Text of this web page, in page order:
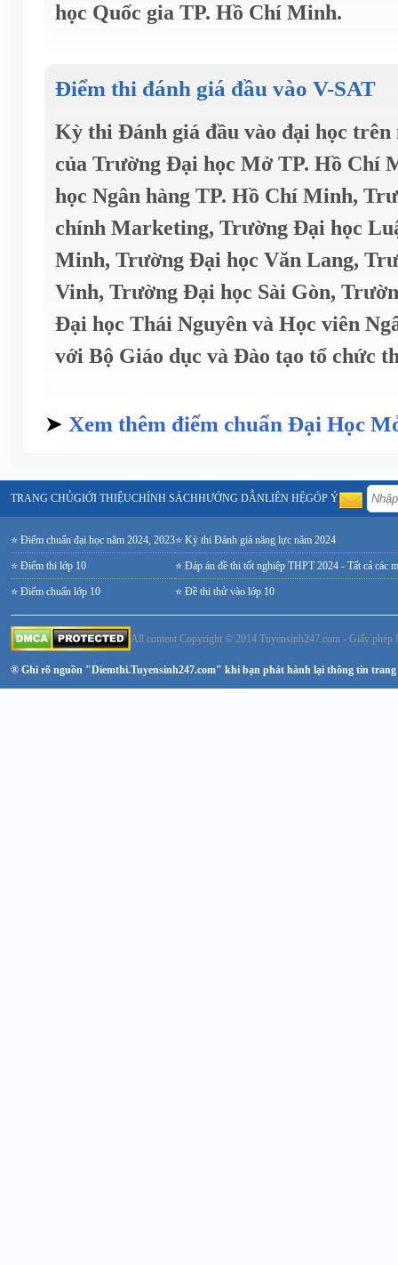
học Quốc gia TP. Hồ Chí Minh.
Điểm thi đánh giá đầu vào V-SAT
Kỳ thi Đánh giá đầu vào đại học trên
của Trường Đại học Mở TP. Hồ Chí
học Ngân hàng TP. Hồ Chí Minh,
chính Marketing, Trường Đại học
Minh, Trường Đại học Văn Lang,
Vinh, Trường Đại học Sài Gòn,
Đại học Thái Nguyên và Học viên
với Bộ Giáo dục và Đào tạo tổ chức
➤ Xem thêm điểm chuẩn Đại Học
TRANG CHỦGIỚI THIỆUCHÍNH SÁCHHƯỚNG DẪNLIÊN HỆGÓP Ý
⭐ Điểm chuẩn đại học năm 2024, 2023
⭐ Điểm thi lớp 10
⭐ Điểm chuẩn lớp 10
⭐ Kỳ thi Đánh giá năng lực năm 2024
⭐ Đáp án đề thi tốt nghiệp THPT 2024 - Tất cả các
⭐ Đề thi thử vào lớp 10
All content Copyright © 2014 Tuyensinh247.com - Giấy
® Ghi rõ nguồn "Diemthi.Tuyensinh247.com" khi bạn phát hành lại thông tin trang